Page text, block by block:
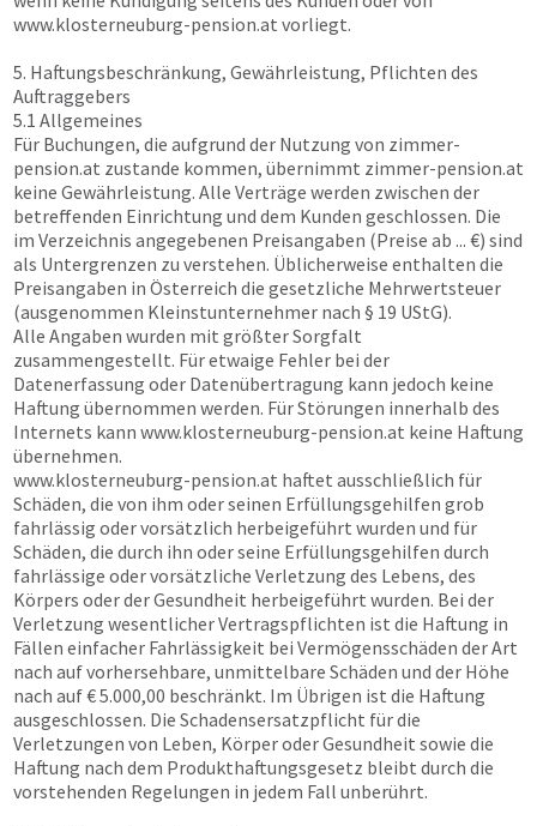
www.klosterneuburg-pension.at vorliegt.
5. Haftungsbeschränkung, Gewährleistung, Pflichten des
Auftraggebers
5.1 Allgemeines
Für Buchungen, die aufgrund der Nutzung von zimmer-
pension.at zustande kommen, übernimmt zimmer-pension.at
keine Gewährleistung. Alle Verträge werden zwischen der
betreffenden Einrichtung und dem Kunden geschlossen. Die
im Verzeichnis angegebenen Preisangaben (Preise ab ... €) sind
als Untergrenzen zu verstehen. Üblicherweise enthalten die
Preisangaben in Österreich die gesetzliche Mehrwertsteuer
(ausgenommen Kleinstunternehmer nach § 19 UStG).
Alle Angaben wurden mit größter Sorgfalt
zusammengestellt. Für etwaige Fehler bei der
Datenerfassung oder Datenübertragung kann jedoch keine
Haftung übernommen werden. Für Störungen innerhalb des
Internets kann www.klosterneuburg-pension.at keine Haftung
übernehmen.
www.klosterneuburg-pension.at haftet ausschließlich für
Schäden, die von ihm oder seinen Erfüllungsgehilfen grob
fahrlässig oder vorsätzlich herbeigeführt wurden und für
Schäden, die durch ihn oder seine Erfüllungsgehilfen durch
fahrlässige oder vorsätzliche Verletzung des Lebens, des
Körpers oder der Gesundheit herbeigeführt wurden. Bei der
Verletzung wesentlicher Vertragspflichten ist die Haftung in
Fällen einfacher Fahrlässigkeit bei Vermögensschäden der Art
nach auf vorhersehbare, unmittelbare Schäden und der Höhe
nach auf € 5.000,00 beschränkt. Im Übrigen ist die Haftung
ausgeschlossen. Die Schadensersatzpflicht für die
Verletzungen von Leben, Körper oder Gesundheit sowie die
Haftung nach dem Produkthaftungsgesetz bleibt durch die
vorstehenden Regelungen in jedem Fall unberührt.